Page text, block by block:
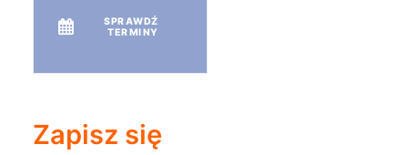
SPRAWDŹ
TERMINY
Zapisz się